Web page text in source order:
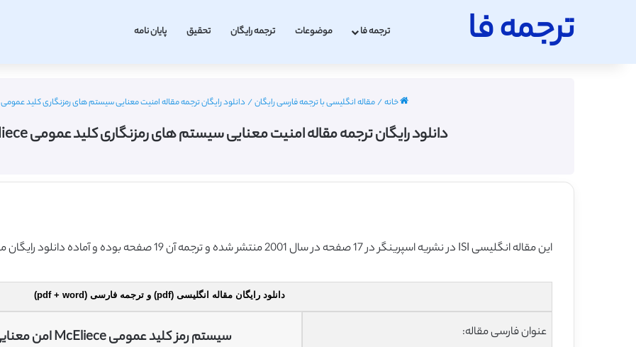
ترجمه فا ترجمه فا موضوعات ترجمه رایگان تحقیق پایان نامه
خانه/مقاله انگلیسی با ترجمه فارسی رایگان/ دانلود رایگان ترجمه مقاله امنیت معنایی سیستم های رمزنگاری کلید عمومی McEliece (اسپرینگر 2001)
دانلود رایگان ترجمه مقاله امنیت معنایی سیستم های رمزنگاری کلید عمومی McEliece (اسپرینگر 2001)
این مقاله انگلیسی ISI در نشریه اسپرینگر در 17 صفحه در سال 2001 منتشر شده و ترجمه آن 19 صفحه بوده و آماده دانلود رایگان می باشد.
دانلود رایگان مقاله انگلیسی (pdf) و ترجمه فارسی (pdf + word)
عنوان فارسی مقاله: سیستم رمز کلید عمومی McEliece امن معنایی – تبدیلات برای McEliece PKC